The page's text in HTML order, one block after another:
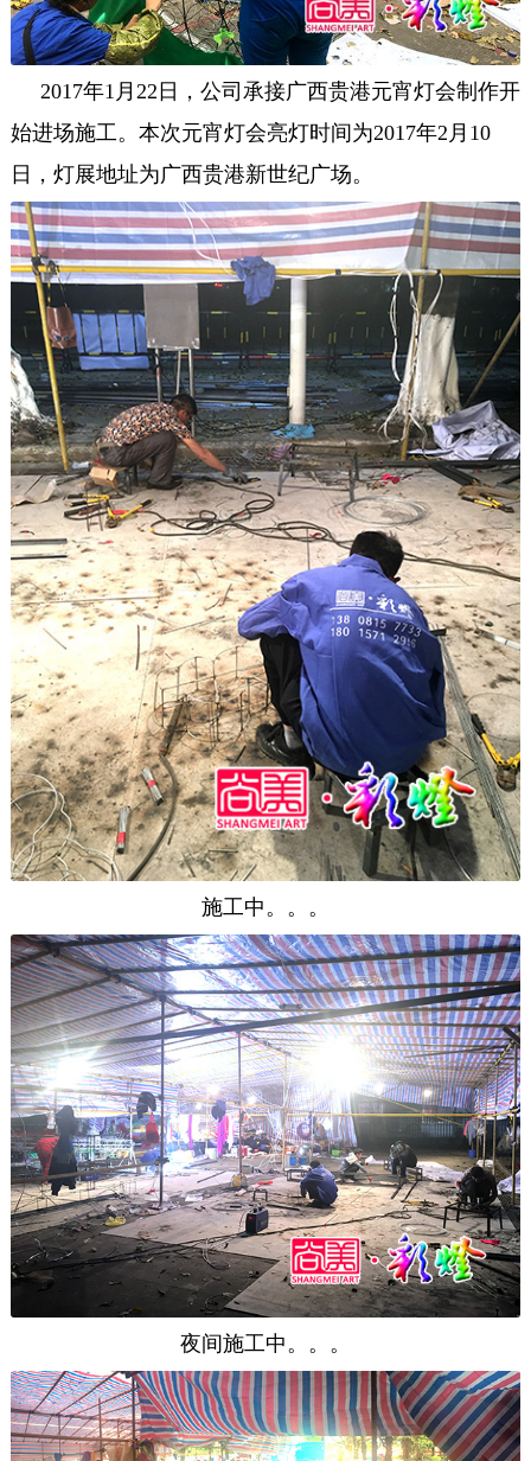
2017年1月22日，公司承接广西贵港元宵灯会制作开
始进场施工。本次元宵灯会亮灯时间为2017年2月10
日，灯展地址为广西贵港新世纪广场。
施工中。。。
夜间施工中。。。